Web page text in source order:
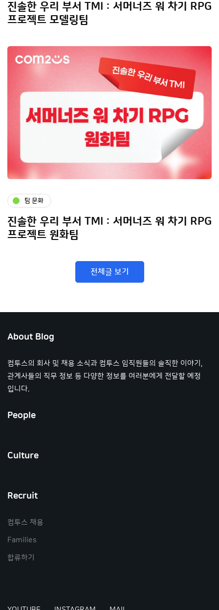
진솔한 우리 부서 TMI : 서머너즈 워 차기 RPG
프로젝트 모델링팀
팀 문화
진솔한 우리 부서 TMI : 서머너즈 워 차기 RPG
프로젝트 원화팀
전체글 보기
About Blog
컴투스의 회사 및 채용 소식과 컴투스 임직원들의 솔직한 이야기,
관계사들의 직무 정보 등 다양한 정보를 여러분에게 전달할 예정
입니다.
People
Culture
Recruit
컴투스 채용
Families
합류하기